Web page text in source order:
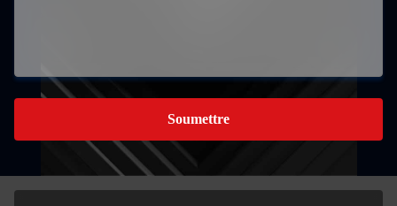
Soumettre